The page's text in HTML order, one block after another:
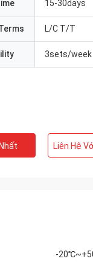
15-30days
L/C T/T
3sets/week
Liên Hệ
-